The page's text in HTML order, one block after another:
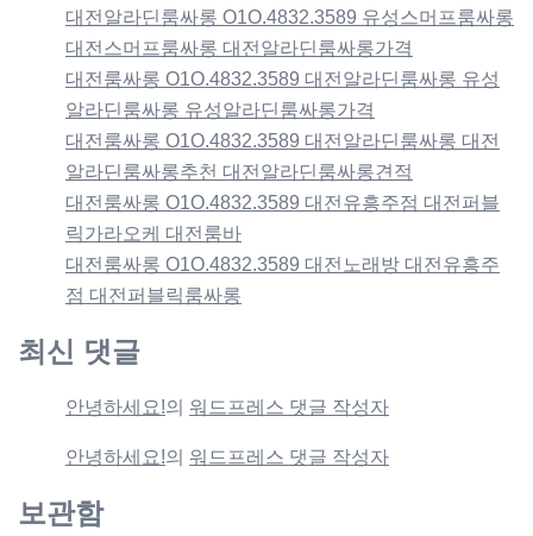
대전알라딘룸싸롱 O1O.4832.3589 유성스머프룸싸롱
대전스머프룸싸롱 대전알라딘룸싸롱가격
대전룸싸롱 O1O.4832.3589 대전알라딘룸싸롱 유성
알라딘룸싸롱 유성알라딘룸싸롱가격
대전룸싸롱 O1O.4832.3589 대전알라딘룸싸롱 대전
알라딘룸싸롱추천 대전알라딘룸싸롱견적
대전룸싸롱 O1O.4832.3589 대전유흥주점 대전퍼블
릭가라오케 대전룸바
대전룸싸롱 O1O.4832.3589 대전노래방 대전유흥주
점 대전퍼블릭룸싸롱
최신 댓글
안녕하세요!의 워드프레스 댓글 작성자
안녕하세요!의 워드프레스 댓글 작성자
보관함